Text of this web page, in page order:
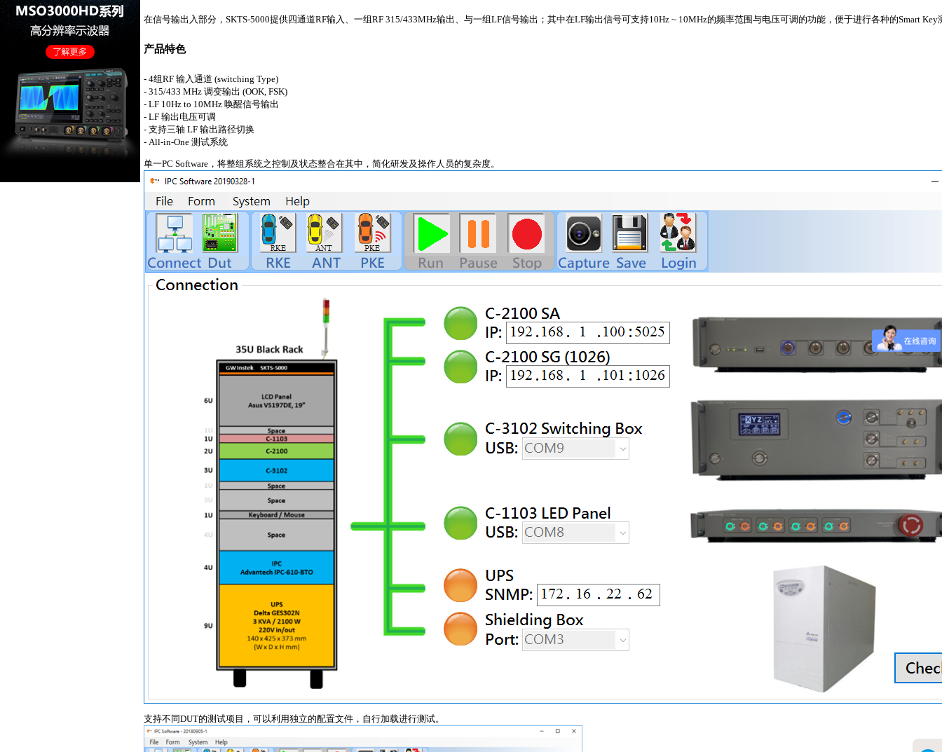
在信号输出入部分，SKTS-5000提供四通道RF输入、一组RF 315/433MHz输出、与一组LF信号输出；其中在LF输出信号可支持10Hz ~ 10MHz的频率范围与电压可调的功能，便于进行各种的
产品特色
- 4组RF 输入通道 (switching Type)
- 315/433 MHz 调变输出 (OOK, FSK)
- LF 10Hz to 10MHz 唤醒信号输出
- LF 输出电压可调
- 支持三轴 LF 输出路径切换
- All-in-One 测试系统
单一PC Software，将整组系统之控制及状态整合在其中，简化研发及操作人员的复杂度。
支持不同DUT的测试项目，可以利用独立的配置文件，自行加载进行测试。